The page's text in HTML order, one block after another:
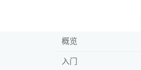
概览
入门